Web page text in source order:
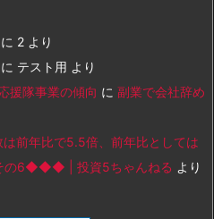
に 2 より
に テスト用 より
援隊事業の傾向 に 副業で会社辞め
は前年比で5.5倍、前年比としては
6◆◆◆ | 投資5ちゃんねる より